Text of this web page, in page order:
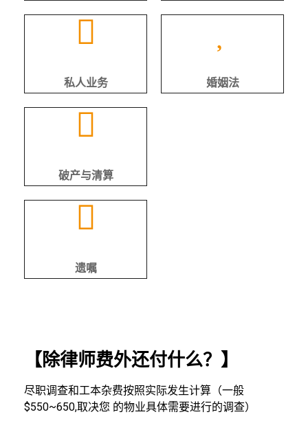
私人业务 婚姻法
破产与清算
遗嘱
【除律师费外还付什么？】
尽职调查和工本杂费按照实际发生计算（一般
$550~650,取决您 的物业具体需要进行的调查）